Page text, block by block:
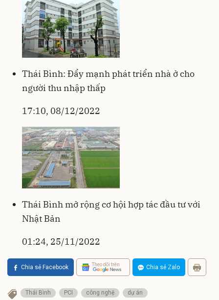
Thái Bình: Đẩy mạnh phát triển nhà ở cho
người thu nhập thấp
17:10, 08/12/2022
Thái Bình mở rộng cơ hội hợp tác đầu tư với
Nhật Bản
01:24, 25/11/2022
Chia sẻ Facebook Theo dõi trên Chia sẻ Zalo
Thái Bình PCI công nghệ dự án